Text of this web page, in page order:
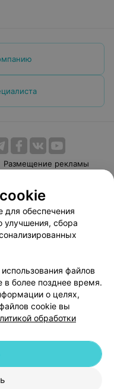
Размещение рекламы
Способы оплаты
103.by
данных
| 220012, Республика Беларусь,
16 | help@103.by
для обеспечения
улучшения, сбора
файлов
в более позднее время.
о целях,
cookie вы
обработки